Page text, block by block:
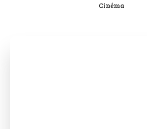
Cinéma